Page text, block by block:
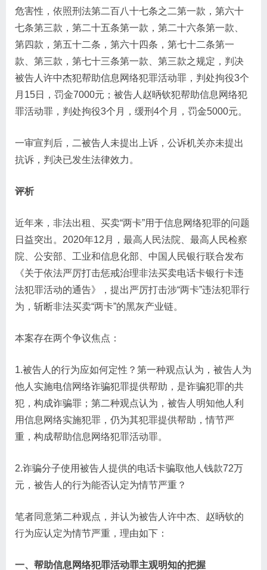
危害性，依照刑法第二百八十七条之二第一款，第六十
七条第三款，第二十五条第一款，第二十六条第一款、
第四款，第五十二条，第六十四条，第七十二条第一
款、第三款，第七十三条第一款、第三款之规定，判决
被告人许中杰犯帮助信息网络犯罪活动罪，判处拘役3个
月15日，罚金7000元；被告人赵昞钦犯帮助信息网络犯
罪活动罪，判处拘役3个月，缓刑4个月，罚金5000元。
一审宣判后，二被告人未提出上诉，公诉机关亦未提出
抗诉，判决已发生法律效力。
评析
近年来，非法出租、买卖“两卡”用于信息网络犯罪的问题
日益突出。2020年12月，最高人民法院、最高人民检察
院、公安部、工业和信息化部、中国人民银行联合发布
《关于依法严厉打击惩戒治理非法买卖电话卡银行卡违
法犯罪活动的通告》，提出严厉打击涉“两卡”违法犯罪行
为，斩断非法买卖“两卡”的黑灰产业链。
本案存在两个争议焦点：
1.被告人的行为应如何定性？第一种观点认为，被告人为
他人实施电信网络诈骗犯罪提供帮助，是诈骗犯罪的共
犯，构成诈骗罪；第二种观点认为，被告人明知他人利
用信息网络实施犯罪，仍为其犯罪提供帮助，情节严
重，构成帮助信息网络犯罪活动罪。
2.诈骗分子使用被告人提供的电话卡骗取他人钱款72万
元，被告人的行为能否认定为情节严重？
笔者同意第二种观点，并认为被告人许中杰、赵昞钦的
行为应认定为情节严重，理由如下：
一、帮助信息网络犯罪活动罪主观明知的把握